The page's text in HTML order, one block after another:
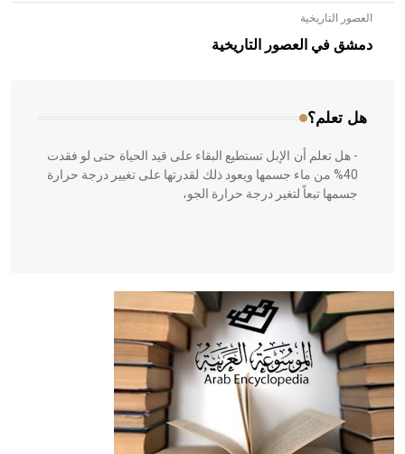
العصور التاريخية
دمشق في العصور التاريخية
هل تعلم؟
- هل تعلم أن الأبلق نوع من الفنون الهندسية التي ارتبطت
بالعمارة الإسلامية في بلاد الشام ومصر خاصة، حيث يحرص
المعمار على بناء مداميكه وخاصة في الواجهات
- هل تعلم أن الإبل تستطيع البقاء على قيد الحياة حتى لو فقدت
40% من ماء جسمها ويعود ذلك لقدرتها على تغيير درجة حرارة
جسمها تبعاً لتغير درجة حرارة الجو،
- هل تعلم أن أبقراط كتب في الطب أربعة مؤلفات هي:
الحكم، الأدلة، تنظيم التغذية، ورسالته في جروح الرأس. ويعود
له الفضل بأنه حرر الطب من الدين والفلسفة.
- هل تعلم أن المرجان إفراز حيواني يتكون في البحر ويتركب
من مادة كربونات الكلسيوم، وهو أحمر أو شديد الحمرة وهو